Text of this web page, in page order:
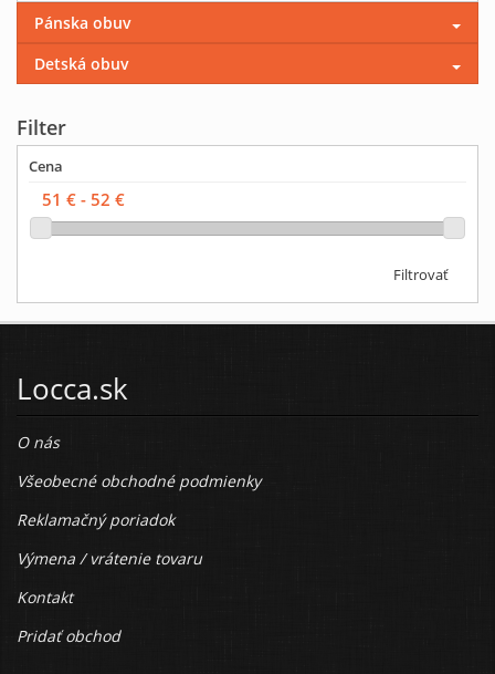
Pánska obuv
Detská obuv
Filter
Cena
Filtrovať
Locca.sk
O nás
Všeobecné obchodné podmienky
Reklamačný poriadok
Výmena / vrátenie tovaru
Kontakt
Pridať obchod